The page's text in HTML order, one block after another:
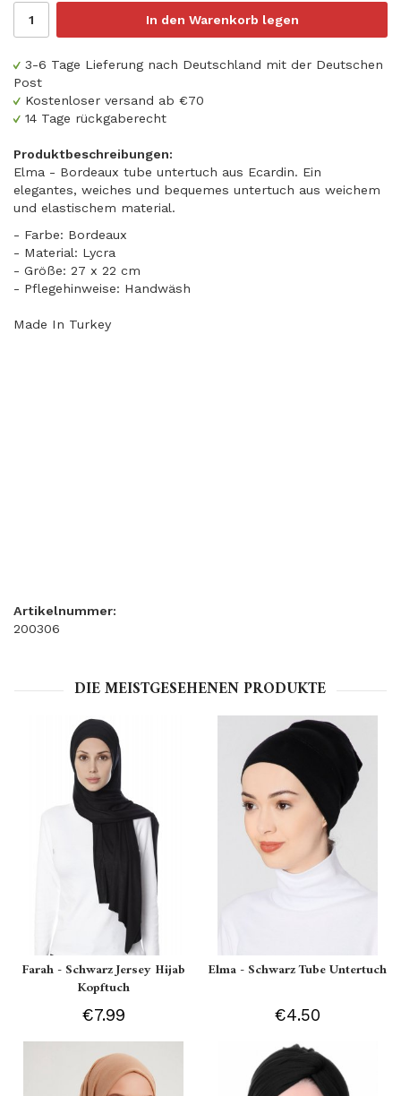
In den Warenkorb legen
3-6 Tage Lieferung nach Deutschland mit der Deutschen
Post
Kostenloser versand ab €70
14 Tage rückgaberecht
Produktbeschreibungen:
Elma - Bordeaux tube untertuch aus Ecardin. Ein
elegantes, weiches und bequemes untertuch aus weichem
und elastischem material.
- Farbe: Bordeaux
- Material: Lycra
- Größe: 27 x 22 cm
- Pflegehinweise: Handwäsh
Made In Turkey
Artikelnummer:
200306
DIE MEISTGESEHENEN PRODUKTE
Farah - Schwarz Jersey Hijab
Kopftuch
€7.99
Elma - Schwarz Tube Untertuch
€4.50